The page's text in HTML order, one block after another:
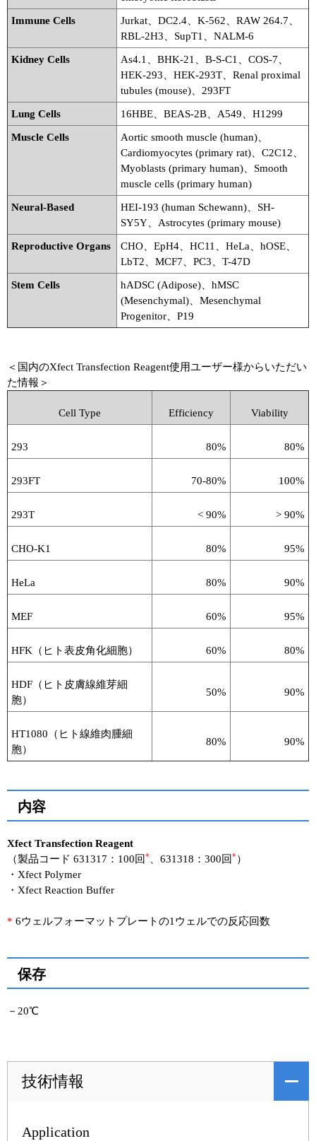
Immune Cells
Jurkat、DC2.4、K-562、RAW 264.7、
RBL-2H3、SupT1、NALM-6
Kidney Cells
As4.1、BHK-21、B-S-C1、COS-7、
HEK-293、HEK-293T、Renal proximal
tubules (mouse)、293FT
Lung Cells 16HBE、BEAS-2B、A549、H1299
Muscle Cells
Aortic smooth muscle (human)、
Cardiomyocytes (primary rat)、C2C12、
Myoblasts (primary human)、Smooth
muscle cells (primary human)
Neural-Based
HEI-193 (human Schewann)、SH-
SY5Y、Astrocytes (primary mouse)
Reproductive Organs
CHO、EpH4、HC11、HeLa、hOSE、
LbT2、MCF7、PC3、T-47D
Stem Cells
hADSC (Adipose)、hMSC
(Mesenchymal)、Mesenchymal
Progenitor、P19
＜国内のXfect Transfection Reagent使用ユーザー様からいただい
た情報＞
Cell Type Efficiency Viability
293 80% 80%
293FT 70-80% 100%
293T < 90% > 90%
CHO-K1 80% 95%
HeLa 80% 90%
MEF 60% 95%
HFK（ヒト表皮角化細胞） 60% 80%
HDF（ヒト皮膚線維芽細
胞）
50% 90%
HT1080（ヒト線維肉腫細
胞）
80% 90%
内容
Xfect Transfection Reagent
（製品コード 631317：100回* 、631318：300回* ）
・Xfect Polymer
・Xfect Reaction Buffer
* 6ウェルフォーマットプレートの1ウェルでの反応回数
保存
－20℃
技術情報
Application